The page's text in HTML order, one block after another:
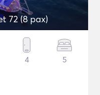
72 (8 pax)
4 5